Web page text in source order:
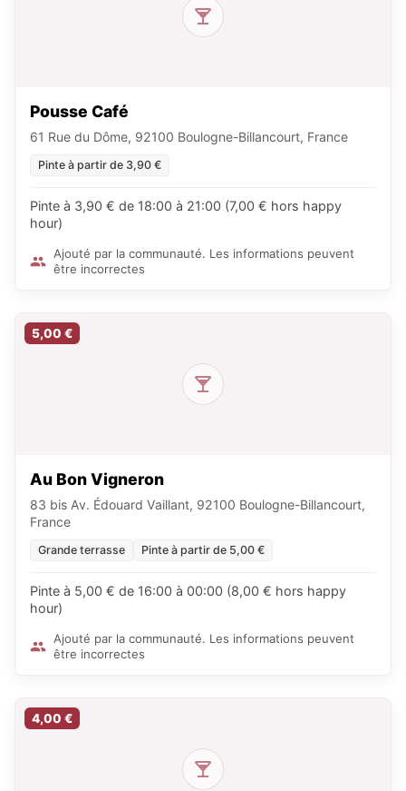
Pousse Café
61 Rue du Dôme, 92100 Boulogne-Billancourt, France
Pinte à partir de 3,90 €
Pinte à 3,90 € de 18:00 à 21:00 (7,00 € hors happy
hour)
Ajouté par la communauté. Les informations peuvent
être incorrectes
5,00 €
Au Bon Vigneron
83 bis Av. Édouard Vaillant, 92100 Boulogne-Billancourt,
France
Grande terrasse Pinte à partir de 5,00 €
Pinte à 5,00 € de 16:00 à 00:00 (8,00 € hors happy
hour)
Ajouté par la communauté. Les informations peuvent
être incorrectes
4,00 €